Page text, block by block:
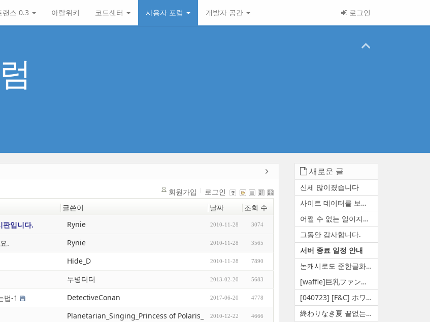
랜스 0.3 아랄위키 코드센터 사용자 포럼 개발자 공간 로그인
회원가입
로그인
글쓴이 날짜 조회 수
판입니다. Rynie 2010-11-28 3074
. Rynie 2010-11-28 3565
Hide_D 2010-11-28 7890
두병더더 2013-02-20 5683
법-1 DetectiveConan 2017-06-20 4778
Planetarian_Singing_Princess of Polaris_ 2010-12-22 4666
새로운 글
신세 많이졌습니다
사이트 데이터를 보존하거나 ...
어쩔 수 없는 일이지만 참 아...
그동안 감사합니다.
서버 종료 일정 안내
논캐시로도 준한글화 만들 수 ...
[waffle]巨乳ファンタジー5 王...
[040723] [F&C] ホワイト...
終わりなき夏 끝없는여름 영원...